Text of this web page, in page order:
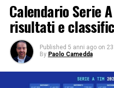
Calendario Serie
risultati e
Published 5 anni ago on
By Paolo Camedda